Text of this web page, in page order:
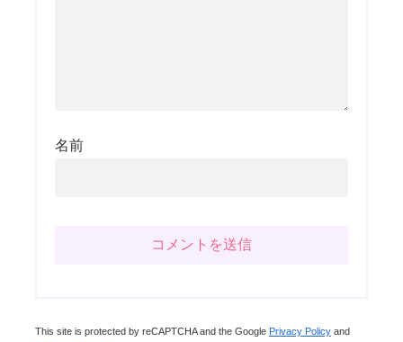
名前
This site is protected by reCAPTCHA and the Google Privacy Policy and